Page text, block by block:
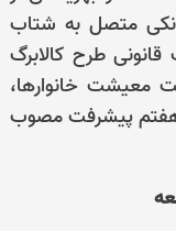
بانکی متصل به شتاب
طرح کالابرگ
معیشت خانوارها،
۳۱ قانون برنامه ۵ ساله هفتم پیشرفت مصوب